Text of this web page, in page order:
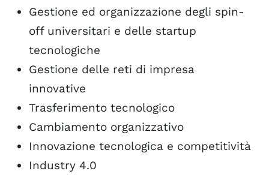
Gestione ed organizzazione degli spin-
off universitari e delle startup
tecnologiche
Gestione delle reti di impresa
innovative
Trasferimento tecnologico
Cambiamento organizzativo
Innovazione tecnologica e competitività
Industry 4.0